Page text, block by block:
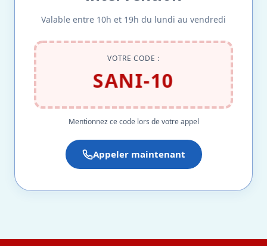
Valable entre 10h et 19h du lundi au vendredi
VOTRE CODE :
SANI-10
Mentionnez ce code lors de votre appel
Appeler maintenant